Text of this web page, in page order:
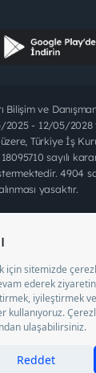
Bilişim ve
2025 - 12/05/2028
Türkiye İş
sayılı
4904
yasaktır.